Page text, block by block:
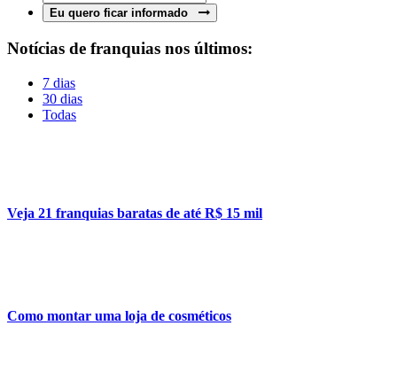
Eu quero ficar informado
Notícias de franquias nos últimos:
7 dias
30 dias
Todas
Veja 21 franquias baratas de até R$ 15 mil
Como montar uma loja de cosméticos